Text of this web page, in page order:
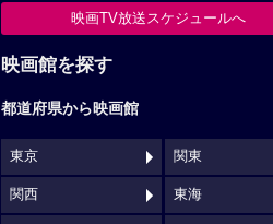
映画TV放送スケジュールへ
映画館を探す
都道府県から映画館
東京 関東
関西 東海